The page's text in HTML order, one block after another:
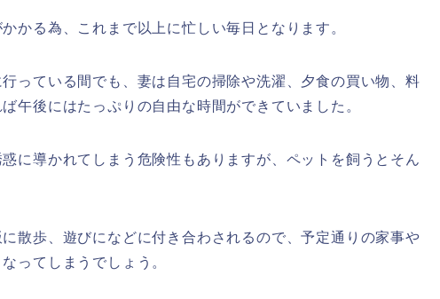
かる為、これまで以上に忙しい毎日となります。
っている間でも、妻は自宅の掃除や洗濯、夕食の買い物、料
午後にはたっぷりの自由な時間ができていました。
に導かれてしまう危険性もありますが、ペットを飼うとそん
散歩、遊びになどに付き合わされるので、予定通りの家事や
ってしまうでしょう。